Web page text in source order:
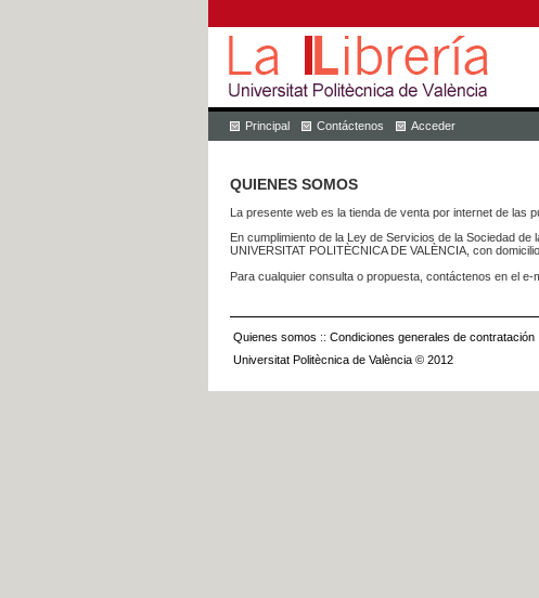
Principal Contáctenos Acceder
QUIENES SOMOS
La presente web es la tienda de venta por internet de las
En cumplimiento de la Ley de Servicios de la Sociedad
UNIVERSITAT POLITÈCNICA DE VALÈNCIA, con
Para cualquier consulta o propuesta, contáctenos en el e-
Quienes somos :: Condiciones generales de contratación
Universitat Politècnica de València © 2012